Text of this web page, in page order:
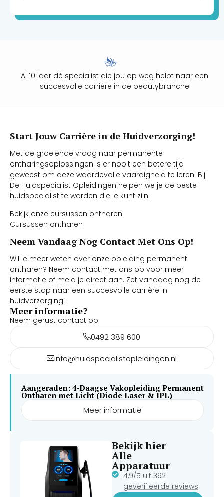
Al 10 jaar dé specialist die jou op weg helpt naar een
succesvolle carrière in de beautybranche
Start Jouw Carrière in de Huidverzorging!
Met de groeiende vraag naar permanente
ontharingsoplossingen is er nooit een betere tijd
geweest om deze waardevolle vaardigheid te leren. Bij
De Huidspecialist Opleidingen helpen we je de beste
huidspecialist te worden die je kunt zijn.
Bekijk onze cursussen ontharen
Cursussen ontharen
Neem Vandaag Nog Contact Met Ons Op!
Wil je meer weten over onze opleiding permanent
ontharen? Neem contact met ons op voor meer
informatie of meld je direct aan. Zet vandaag nog de
eerste stap naar een succesvolle carrière in
huidverzorging!
Meer informatie?
Neem gerust contact op
0492 389 600
info@huidspecialistopleidingen.nl
Aangeraden: 4-Daagse Vakopleiding Permanent
Ontharen met Licht (Diode Laser & IPL)
Meer informatie
Bekijk hier
Alle
Apparatuur
4,9/5 uit 392
geverifieerde reviews